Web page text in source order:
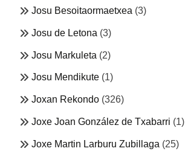
Josu Besoitaormaetxea (3)
Josu de Letona (3)
Josu Markuleta (2)
Josu Mendikute (1)
Joxan Rekondo (326)
Joxe Joan González de Txabarri (1)
Joxe Martin Larburu Zubillaga (25)